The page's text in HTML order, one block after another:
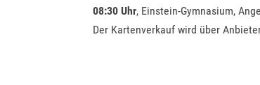
08:30 Uhr, Einstein-Gymnasium,
Der Kartenverkauf wird über